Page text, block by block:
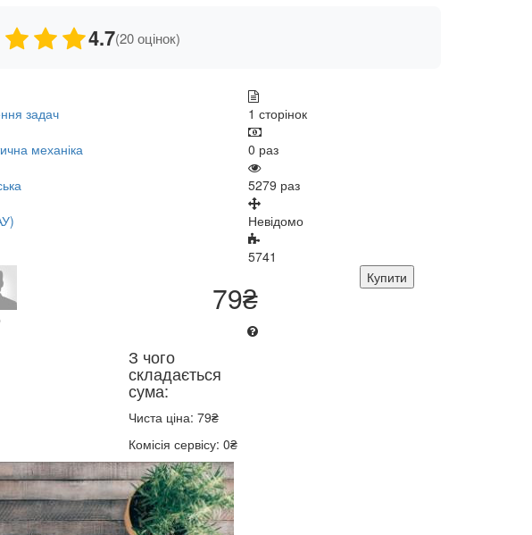
4.7(20 оцінок)
задач
механіка
1 сторінок
0 раз
5279 раз
Невідомо
5741
Купити
79₴
З чого
складається
сума:
Чиста ціна: 79₴
Комісія сервісу: 0₴